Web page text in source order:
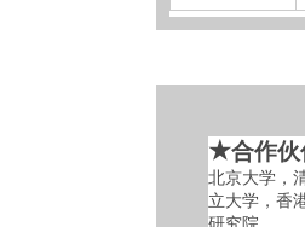
★合作伙
北京大学，
立大学，香